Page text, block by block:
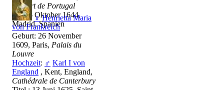
consort de Portugal
Tod: 6 Oktober 1644,
Madrid, Spanien
♀ Henrietta Maria
von Frankreich
Geburt: 26 November
1609, Paris, Palais du
Louvre
Hochzeit: ♂ Karl I von
England , Kent, England,
Cathédrale de Canterbury